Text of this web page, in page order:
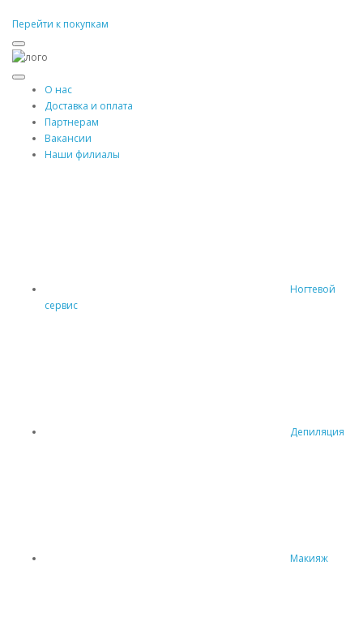
Перейти к покупкам
О нас
Доставка и оплата
Партнерам
Вакансии
Наши филиалы
Ногтевой
сервис
Депиляция
Макияж